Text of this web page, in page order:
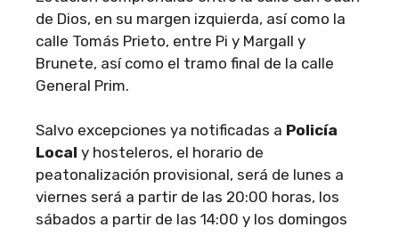
de Dios, en su margen izquierda, así como la
calle Tomás Prieto, entre Pi y Margall y
Brunete, así como el tramo final de la calle
General Prim.
Salvo excepciones ya notificadas a Policía
Local y hosteleros, el horario de
peatonalización provisional, será de lunes a
viernes será a partir de las 20:00 horas, los
sábados a partir de las 14:00 y los domingos